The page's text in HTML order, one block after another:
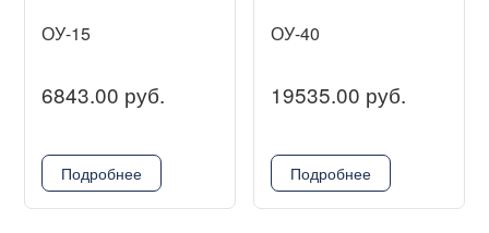
ОУ-15
6843.00 руб.
Подробнее
ОУ-40
19535.00 руб.
Подробнее